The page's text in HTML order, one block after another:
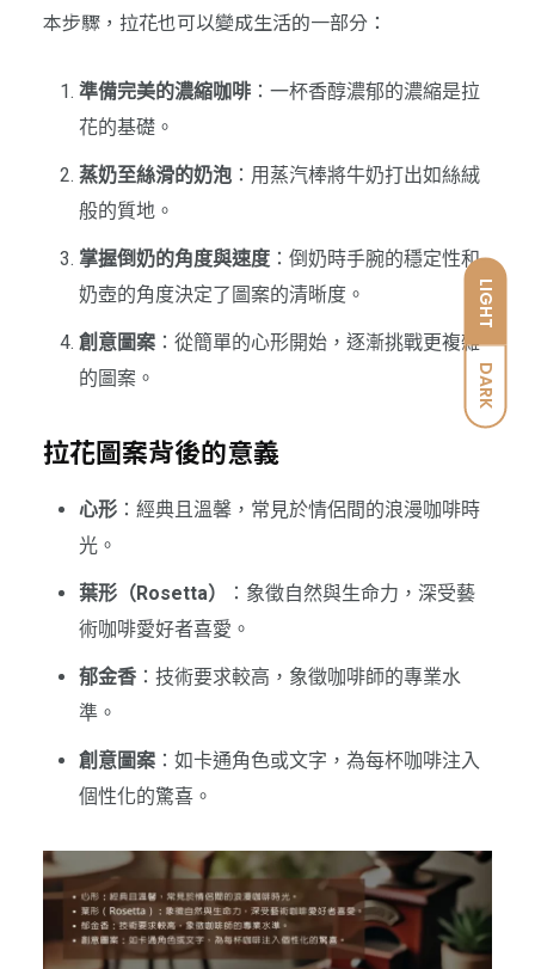
LIGHT
DARK
本步驟，拉花也可以變成生活的一部分：
準備完美的濃縮咖啡：一杯香醇濃郁的濃縮是拉
花的基礎。
蒸奶至絲滑的奶泡：用蒸汽棒將牛奶打出如絲絨
般的質地。
掌握倒奶的角度與速度：倒奶時手腕的穩定性和
奶壺的角度決定了圖案的清晰度。
創意圖案：從簡單的心形開始，逐漸挑戰更複雜
的圖案。
拉花圖案背後的意義
心形：經典且溫馨，常見於情侶間的浪漫咖啡時
光。
葉形（Rosetta）
：象徵自然與生命力，深受藝
術咖啡愛好者喜愛。
郁金香：技術要求較高，象徵咖啡師的專業水
準。
創意圖案：如卡通角色或文字，為每杯咖啡注入
個性化的驚喜。